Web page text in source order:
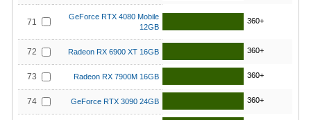
71
GeForce RTX 4080 Mobile
12GB
360+
72 Radeon RX 6900 XT 16GB 360+
73 Radeon RX 7900M 16GB 360+
74 GeForce RTX 3090 24GB 360+